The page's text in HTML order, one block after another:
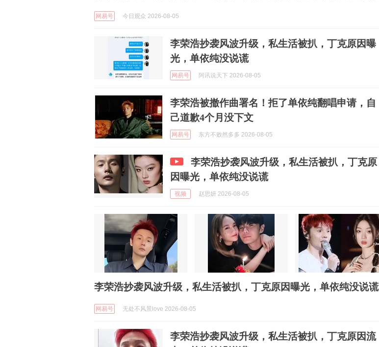
网易号 今日观众 2026-08-05
李荣浩抄袭风波升级，私生活被扒，丁克原因曝
光，单依纯没说谎
网易号 阿讯说天下 2026-08-05
李荣浩被撤作曲署名！拒了单依纯翻唱申请，自
己道歉4个月没下文
网易号 东方不败然多多 2026-08-05
李荣浩抄袭风波升级，私生活被扒，丁克原
因曝光，单依纯没说谎
视频 赵思妍 2026-08-05
李荣浩抄袭风波升级，私生活被扒，丁克原因曝光，单依纯没说谎
网易号 无处不风景love 2026-08-05
李荣浩抄袭风波升级，私生活被扒，丁克原因流